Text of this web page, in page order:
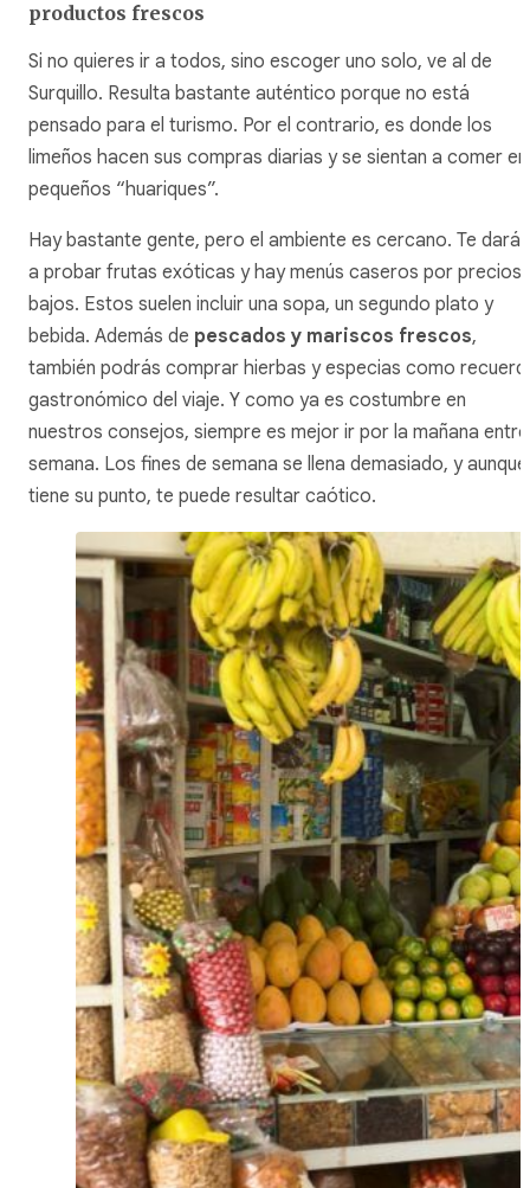
productos frescos
Si no quieres ir a todos, sino escoger uno solo, ve al de
Surquillo. Resulta bastante auténtico porque no está
pensado para el turismo. Por el contrario, es donde los
limeños hacen sus compras diarias y se sientan a comer en
pequeños “huariques”.
Hay bastante gente, pero el ambiente es cercano. Te darán
a probar frutas exóticas y hay menús caseros por precios
bajos. Estos suelen incluir una sopa, un segundo plato y
bebida. Además de pescados y mariscos frescos,
también podrás comprar hierbas y especias como
gastronómico del viaje. Y como ya es costumbre en
nuestros consejos, siempre es mejor ir por la mañana entre
semana. Los fines de semana se llena demasiado, y aunque
tiene su punto, te puede resultar caótico.